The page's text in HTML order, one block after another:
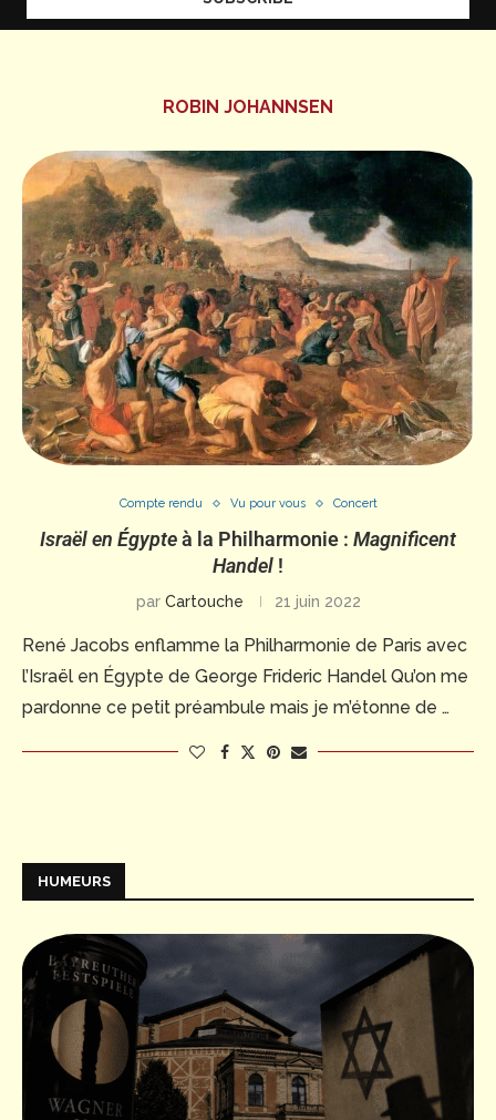
ROBIN JOHANNSEN
Compte rendu Vu pour vous Concert
Israël en Égypteà la Philharmonie : Magnificent
Handel !
par Cartouche 21 juin 2022
René Jacobs enflamme la Philharmonie de Paris avec
l’Israël en Égypte de George Frideric Handel Qu’on me
pardonne ce petit préambule mais je m’étonne de …
HUMEURS